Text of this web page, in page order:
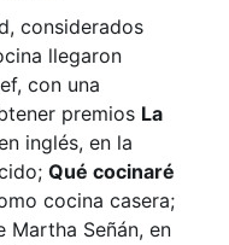
considerados
llegaron
con una
premios La
inglés, en la
Qué cocinaré
cocina casera;
Martha Señán, en